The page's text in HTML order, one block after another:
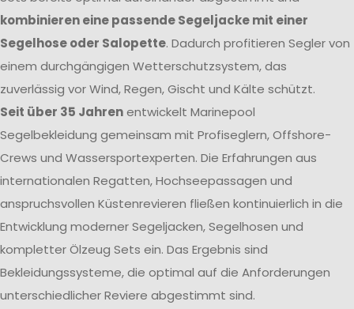
kombinieren eine passende Segeljacke mit einer
Segelhose oder Salopette. Dadurch profitieren Segler von
einem durchgängigen Wetterschutzsystem, das
zuverlässig vor Wind, Regen, Gischt und Kälte schützt.
Seit über 35 Jahrenentwickelt Marinepool
Segelbekleidung gemeinsam mit Profiseglern, Offshore-
Crews und Wassersportexperten. Die Erfahrungen aus
internationalen Regatten, Hochseepassagen und
anspruchsvollen Küstenrevieren fließen kontinuierlich in die
Entwicklung moderner Segeljacken, Segelhosen und
kompletter Ölzeug Sets ein. Das Ergebnis sind
Bekleidungssysteme, die optimal auf die Anforderungen
unterschiedlicher Reviere abgestimmt sind.